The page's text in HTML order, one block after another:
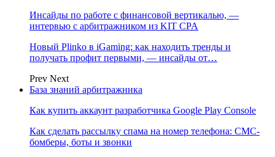
Инсайды по работе с финансовой вертикалью, —
интервью с арбитражником из KIT CPA
Новый Plinko в iGaming: как находить тренды и
получать профит первыми, — инсайды от…
Prev Next
База знаний арбитражника
Как купить аккаунт разработчика Google Play Console
Как сделать рассылку спама на номер телефона: СМС-
бомберы, боты и звонки